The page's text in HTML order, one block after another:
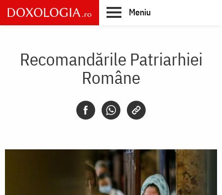
Skip
to
main
Meniu
Recomandările Patriarhiei
Române